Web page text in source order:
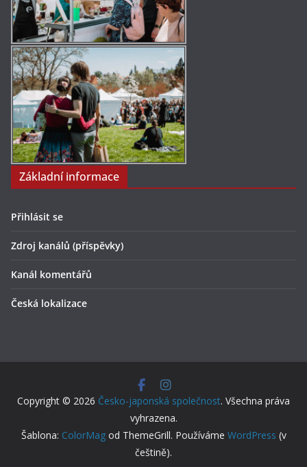
Základní informace
Přihlásit se
Zdroj kanálů (příspěvky)
Kanál komentářů
Česká lokalizace
Copyright © 2026 Česko-japonská společnost. Všechna práva
vyhrazena.
Šablona: ColorMagod ThemeGrill. Používáme WordPress (v
češtině).